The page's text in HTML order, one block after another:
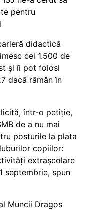
pentru
didactică
cei 1.500 de
și îi pot folosi
dacă rămân în
într-o petiție,
de a nu mai
posturile la plata
copiilor:
extrașcolare
septembrie, spun
Muncii Dragos